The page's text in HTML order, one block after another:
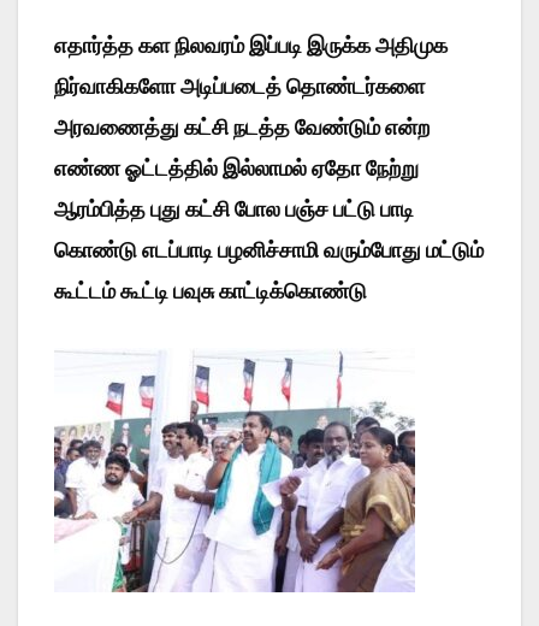
எதார்த்த கள நிலவரம் இப்படி இருக்க அதிமுக
நிர்வாகிகளோ அடிப்படைத் தொண்டர்களை
அரவணைத்து கட்சி நடத்த வேண்டும் என்ற
எண்ண ஓட்டத்தில் இல்லாமல் ஏதோ நேற்று
ஆரம்பித்த புது கட்சி போல பஞ்ச பட்டு பாடி
கொண்டு எடப்பாடி பழனிச்சாமி வரும்போது மட்டும்
கூட்டம் கூட்டி பவுசு காட்டிக்கொண்டு